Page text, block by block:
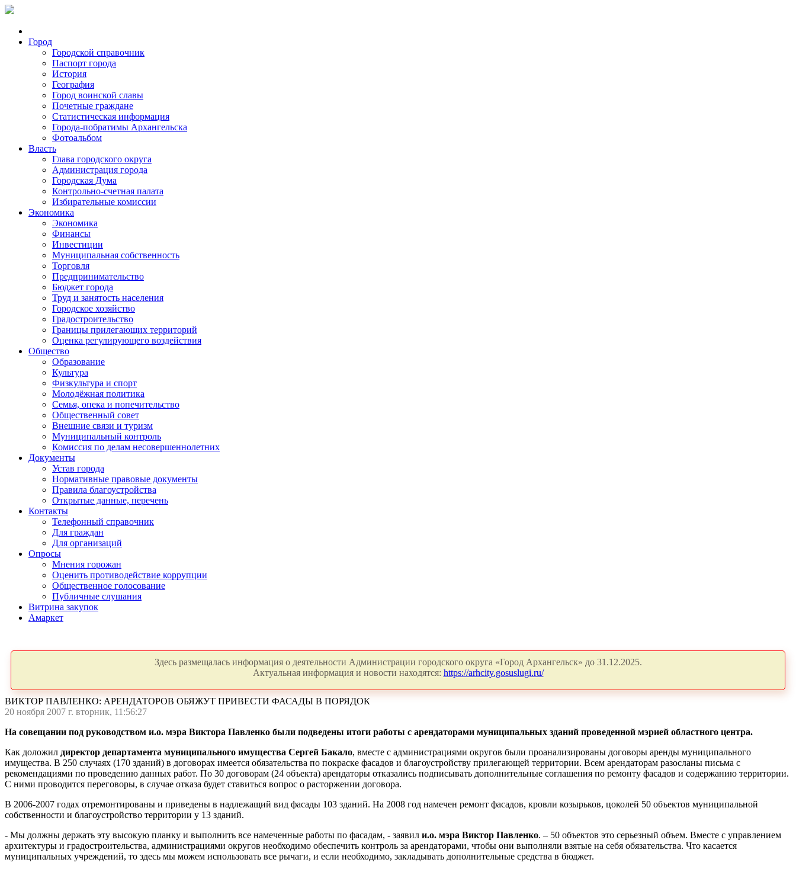
Город
Городской справочник
Паспорт города
История
География
Город воинской славы
Почетные граждане
Статистическая информация
Города-побратимы Архангельска
Фотоальбом
Власть
Глава городского округа
Администрация города
Городская Дума
Контрольно-счетная палата
Избирательные комиссии
Экономика
Экономика
Финансы
Инвестиции
Муниципальная собственность
Торговля
Предпринимательство
Бюджет города
Труд и занятость населения
Городское хозяйство
Градостроительство
Границы прилегающих территорий
Оценка регулирующего воздействия
Общество
Образование
Культура
Физкультура и спорт
Молодёжная политика
Семья, опека и попечительство
Общественный совет
Внешние связи и туризм
Муниципальный контроль
Комиссия по делам несовершеннолетних
Документы
Устав города
Нормативные правовые документы
Правила благоустройства
Открытые данные, перечень
Контакты
Телефонный справочник
Для граждан
Для организаций
Опросы
Мнения горожан
Оценить противодействие коррупции
Общественное голосование
Публичные слушания
Витрина закупок
Амаркет
Здесь размещалась информация о деятельности Администрации городского округа «Город Архангельск» до 31.12.2025.
Актуальная информация и новости находятся: https://arhcity.gosuslugi.ru/
ВИКТОР ПАВЛЕНКО: АРЕНДАТОРОВ ОБЯЖУТ ПРИВЕСТИ ФАСАДЫ В ПОРЯДОК
20 ноября 2007 г. вторник, 11:56:27
На совещании под руководством и.о. мэра Виктора Павленко были подведены итоги работы с арендаторами муниципальных зданий проведенной мэрией областного центра.
Как доложил директор департамента муниципального имущества Сергей Бакало, вместе с администрациями округов были проанализированы договоры аренды муниципального
имущества. В 250 случаях (170 зданий) в договорах имеется обязательства по покраске фасадов и благоустройству прилегающей территории. Всем арендаторам разосланы письма с
рекомендациями по проведению данных работ. По 30 договорам (24 объекта) арендаторы отказались подписывать дополнительные соглашения по ремонту фасадов и содержанию территории.
С ними проводится переговоры, в случае отказа будет ставиться вопрос о расторжении договора.
В 2006-2007 годах отремонтированы и приведены в надлежащий вид фасады 103 зданий. На 2008 год намечен ремонт фасадов, кровли козырьков, цоколей 50 объектов муниципальной
собственности и благоустройство территории у 13 зданий.
- Мы должны держать эту высокую планку и выполнить все намеченные работы по фасадам, - заявил и.о. мэра Виктор Павленко. – 50 объектов это серьезный объем. Вместе с управлением
архитектуры и градостроительства, администрациями округов необходимо обеспечить контроль за арендаторами, чтобы они выполняли взятые на себя обязательства. Что касается
муниципальных учреждений, то здесь мы можем использовать все рычаги, и если необходимо, закладывать дополнительные средства в бюджет.